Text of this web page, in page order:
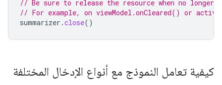
// Be sure to release the resource when no longer
// For example, on viewModel.onCleared() or
summarizer .close()
كيفية تعامل النموذج مع أنواع الإدخال المختلفة